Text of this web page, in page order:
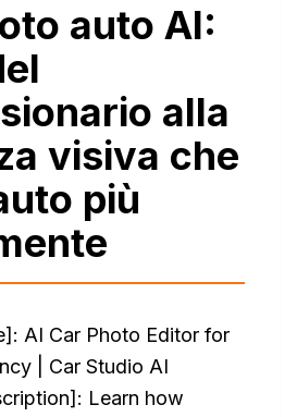
auto AI:
alla
visiva che
più
AI Car Photo Editor for
| Car Studio AI
Learn how